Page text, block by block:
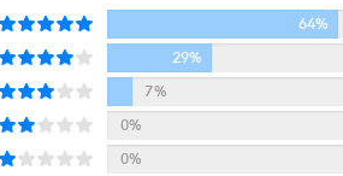
로 생각하는 힘』은 우리가 사실상 수
려주는 책이다. 이 책에는 방정식이 전혀
가득하다. 꼬리에 꼬리를 물고 이어지
반대 경로의) 지적 탐험으로 독자를 안내
64%
29%
7%
0%
0%